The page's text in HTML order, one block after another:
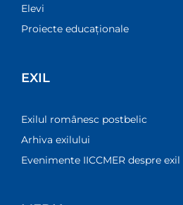
Elevi
Proiecte educaționale
EXIL
Exilul românesc postbelic
Arhiva exilului
Evenimente IICCMER despre exil